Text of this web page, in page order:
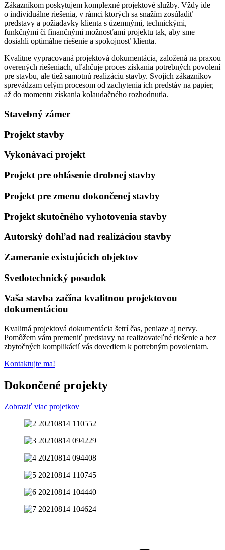
Zákazníkom poskytujem komplexné projektové služby. Vždy ide
o individuálne riešenia, v rámci ktorých sa snažím zosúladiť
predstavy a požiadavky klienta s územnými, technickými,
funkčnými či finančnými možnosťami projektu tak, aby sme
dosiahli optimálne riešenie a spokojnosť klienta.
Kvalitne vypracovaná projektová dokumentácia, založená na praxou
overených riešeniach, uľahčuje proces získania potrebných povolení
pre stavbu, ale tiež samotnú realizáciu stavby. Svojich zákazníkov
sprevádzam celým procesom od zachytenia ich predstáv na papier,
až do momentu získania kolaudačného rozhodnutia.
Stavebný zámer
Projekt stavby
Vykonávací projekt
Projekt pre ohlásenie drobnej stavby
Projekt pre zmenu dokončenej stavby
Projekt skutočného vyhotovenia stavby
Autorský dohľad nad realizáciou stavby
Zameranie existujúcich objektov
Svetlotechnický posudok
Vaša stavba začína kvalitnou projektovou
dokumentáciou
Kvalitná projektová dokumentácia šetrí čas, peniaze aj nervy.
Pomôžem vám premeniť predstavy na realizovateľné riešenie a bez
zbytočných komplikácií vás dovediem k potrebným povoleniam.
Kontaktujte ma!
Dokončené projekty
Zobraziť viac projetkov